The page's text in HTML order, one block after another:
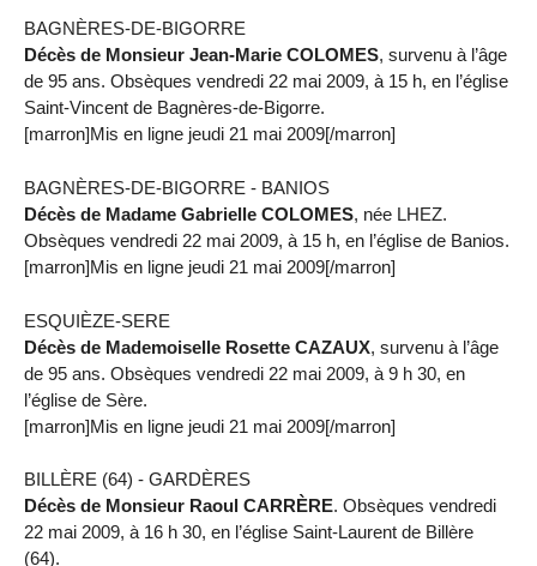
BAGNÈRES-DE-BIGORRE
Décès de Monsieur Jean-Marie COLOMES, survenu à l’âge
de 95 ans. Obsèques vendredi 22 mai 2009, à 15 h, en l’église
Saint-Vincent de Bagnères-de-Bigorre.
[marron]Mis en ligne jeudi 21 mai 2009[/marron]
BAGNÈRES-DE-BIGORRE - BANIOS
Décès de Madame Gabrielle COLOMES, née LHEZ.
Obsèques vendredi 22 mai 2009, à 15 h, en l’église de Banios.
[marron]Mis en ligne jeudi 21 mai 2009[/marron]
ESQUIÈZE-SERE
Décès de Mademoiselle Rosette CAZAUX, survenu à l’âge
de 95 ans. Obsèques vendredi 22 mai 2009, à 9 h 30, en
l’église de Sère.
[marron]Mis en ligne jeudi 21 mai 2009[/marron]
BILLÈRE (64) - GARDÈRES
Décès de Monsieur Raoul CARRÈRE. Obsèques vendredi
22 mai 2009, à 16 h 30, en l’église Saint-Laurent de Billère
(64).